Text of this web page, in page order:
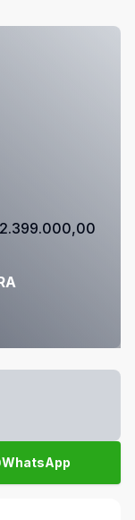
WhatsApp